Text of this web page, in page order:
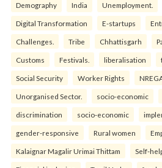
Demography India Unemployment.
Digital Transformation E-startups
Challenges. Tribe Chhattisgarh
Customs Festivals. liberalisation
Social Security Worker Rights
Unorganised Sector. socio-economic
discrimination socio-economic
gender-responsive Rural women
Kalaignar Magalir Urimai Thittam Self-